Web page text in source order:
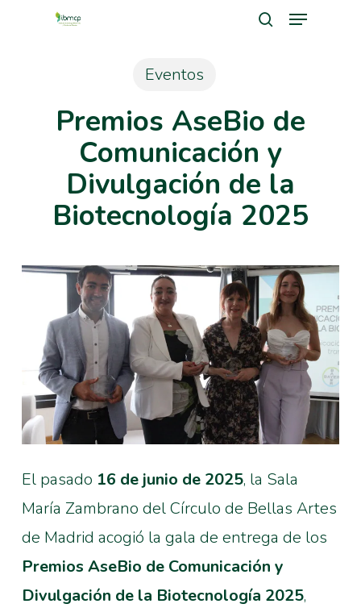
Menu
Eventos
Premios AseBio de
Comunicación y
Divulgación de la
Biotecnología 2025
El pasado 16 de junio de 2025, la Sala
María Zambrano del Círculo de Bellas Artes
de Madrid acogió la gala de entrega de los
Premios AseBio de Comunicación y
Divulgación de la Biotecnología 2025,